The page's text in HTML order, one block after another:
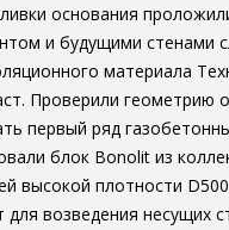
основания
и будущими стенами
материала
Проверили геометрию
первый ряд
блок Bonolit из
высокой плотности
для возведения несущих